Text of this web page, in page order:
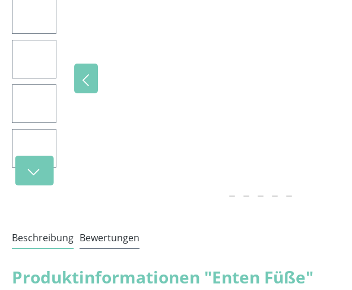
Beschreibung Bewertungen
Produktinformationen "Enten Füße"